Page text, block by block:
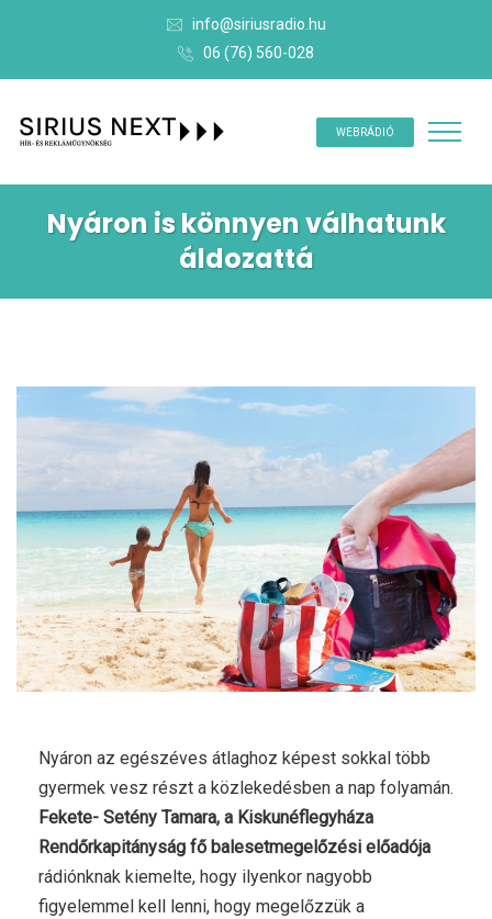
info@siriusradio.hu
06 (76) 560-028
WEBRÁDIÓ
Nyáron is könnyen válhatunk
áldozattá
Nyáron az egészéves átlaghoz képest sokkal több
gyermek vesz részt a közlekedésben a nap folyamán.
Fekete- Setény Tamara, a Kiskunéflegyháza
Rendőrkapitányság fő balesetmegelőzési előadója
rádiónknak kiemelte, hogy ilyenkor nagyobb
figyelemmel kell lenni, hogy megelőzzük a